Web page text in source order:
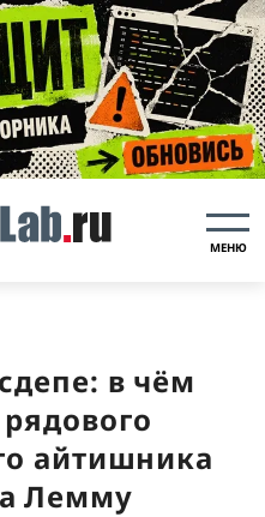
МЕНЮ
в чём
айтишника
Лемму